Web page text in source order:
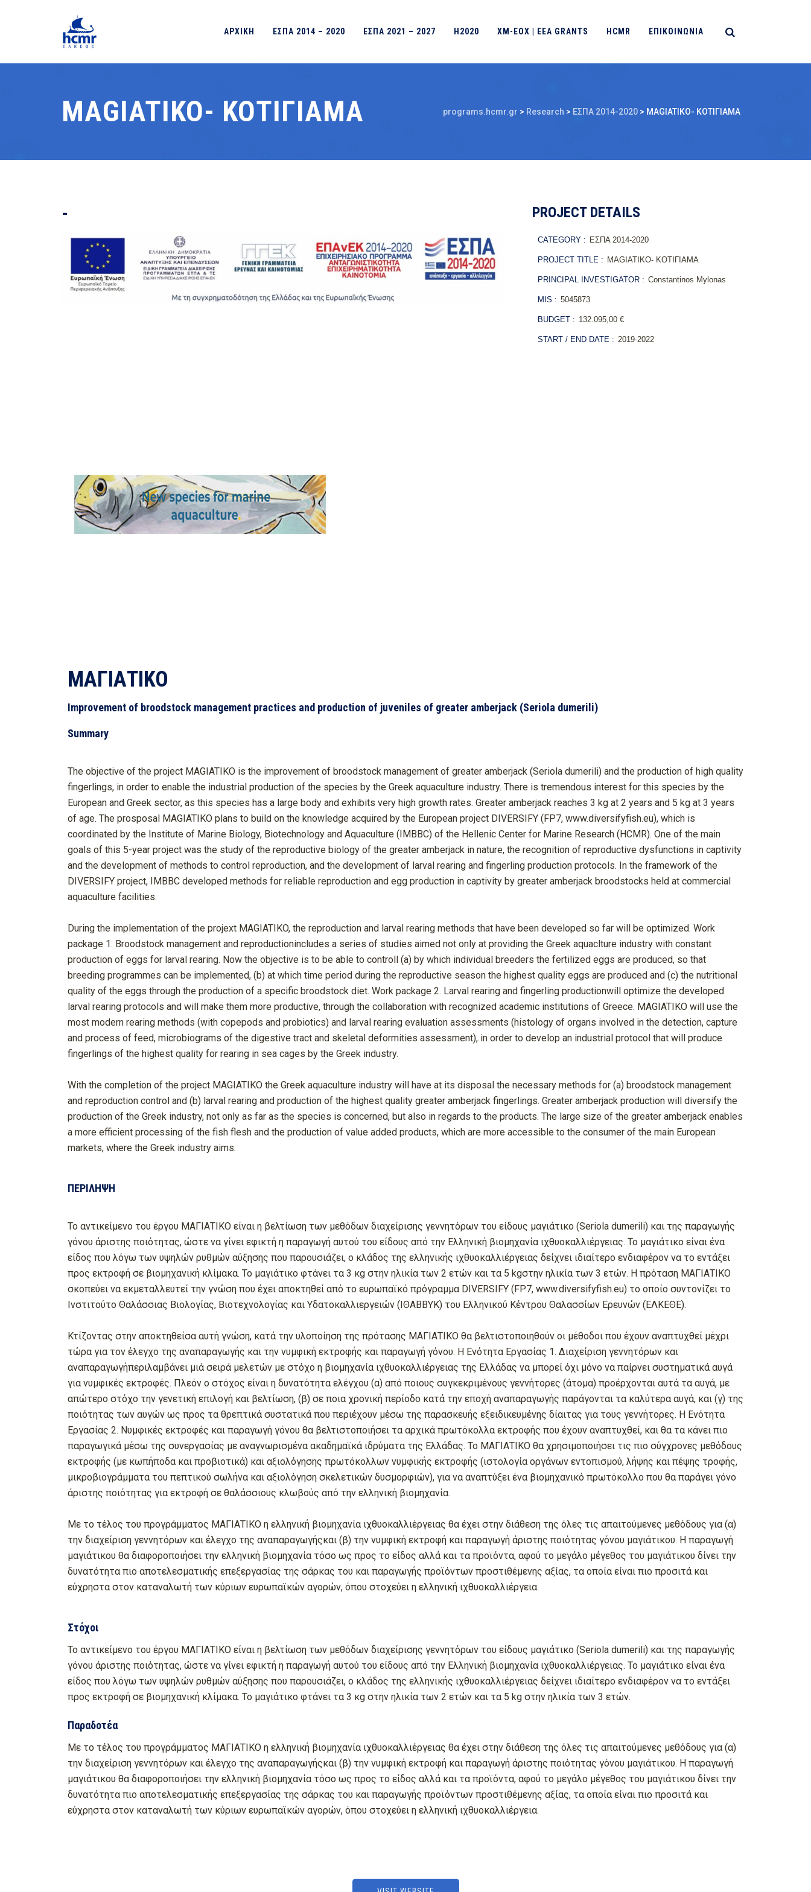
ΑΡΧΙΚΗ ΕΣΠΑ 2014 – 2020 ΕΣΠΑ 2021 – 2027 H2020 ΧΜ-ΕΟΧ | EEA GRANTS HCMR ΕΠΙΚΟΙΝΩΝΙΑ
MAGIATIKO- KOΤΙΓΙΑΜΑ programs.hcmr.gr > Research > ΕΣΠΑ 2014-2020 > MAGIATIKO- KOΤΙΓΙΑΜΑ
- PROJECT DETAILS
CATEGORY : ΕΣΠΑ 2014-2020
PROJECT TITLE : MAGIATIKO- KOΤΙΓΙΑΜΑ
PRINCIPAL INVESTIGATOR : Constantinos Mylonas
MIS : 5045873
BUDGET : 132.095,00 €
START / END DATE : 2019-2022
ΜΑΓΙΑΤΙΚΟ
Improvement of broodstock management practices and production of juveniles of greater amberjack (Seriola dumerili)
Summary
​The objective of the project MAGIATIKO is the improvement of broodstock management of greater amberjack (Seriola dumerili) and the production of high quality
fingerlings, in order to enable the industrial production of the species by the Greek aquaculture industry. There is tremendous interest for this species by the
European and Greek sector, as this species has a large body and exhibits very high growth rates. Greater amberjack reaches 3 kg at 2 years and 5 kg at 3 years
of age. The prosposal MAGIATIKO plans to build on the knowledge acquired by the European project DIVERSIFY (FP7, www.diversifyfish.eu), which is
coordinated by the Institute of Marine Biology, Biotechnology and Aquaculture (IMBBC) of the Hellenic Center for Marine Research (HCMR). One of the main
goals of this 5-year project was the study of the reproductive biology of the greater amberjack in nature, the recognition of reproductive dysfunctions in captivity
and the development of methods to control reproduction, and the development of larval rearing and fingerling production protocols. In the framework of the
DIVERSIFY project, IMBBC developed methods for reliable reproduction and egg production in captivity by greater amberjack broodstocks held at commercial
aquaculture facilities.
During the implementation of the projext MAGIATIKO, the reproduction and larval rearing methods that have been developed so far will be optimized. Work
package 1. Broodstock management and reproductionincludes a series of studies aimed not only at providing the Greek aquaclture industry with constant
production of eggs for larval rearing. Now the objective is to be able to controll (a) by which individual breeders the fertilized eggs are produced, so that
breeding programmes can be implemented, (b) at which time period during the reproductive season the highest quality eggs are produced and (c) the nutritional
quality of the eggs through the production of a specific broodstock diet. Work package 2. Larval rearing and fingerling productionwill optimize the developed
larval rearing protocols and will make them more productive, through the collaboration with recognized academic institutions of Greece. MAGIATIKO will use the
most modern rearing methods (with copepods and probiotics) and larval rearing evaluation assessments (histology of organs involved in the detection, capture
and process of feed, microbiograms of the digestive tract and skeletal deformities assessment), in order to develop an industrial protocol that will produce
fingerlings of the highest quality for rearing in sea cages by the Greek industry.
With the completion of the project MAGIATIKO the Greek aquaculture industry will have at its disposal the necessary methods for (a) broodstock management
and reproduction control and (b) larval rearing and production of the highest quality greater amberjack fingerlings. Greater amberjack production will diversify the
production of the Greek industry, not only as far as the species is concerned, but also in regards to the products. The large size of the greater amberjack enables
a more efficient processing of the fish flesh and the production of value added products, which are more accessible to the consumer of the main European
markets, where the Greek industry aims.
ΠΕΡΙΛΗΨΗ
Το αντικείμενο του έργου ΜΑΓΙΑΤΙΚΟ είναι η βελτίωση των μεθόδων διαχείρισης γεννητόρων του είδους μαγιάτικο (Seriola dumerili) και της παραγωγής
γόνου άριστης ποιότητας, ώστε να γίνει εφικτή η παραγωγή αυτού του είδους από την Ελληνική βιομηχανία ιχθυοκαλλιέργειας. Το μαγιάτικο είναι ένα
είδος που λόγω των υψηλών ρυθμών αύξησης που παρουσιάζει, ο κλάδος της ελληνικής ιχθυοκαλλιέργειας δείχνει ιδιαίτερο ενδιαφέρον να το εντάξει
προς εκτροφή σε βιομηχανική κλίμακα. Το μαγιάτικο φτάνει τα 3 κg στην ηλικία των 2 ετών και τα 5 kgστην ηλικία των 3 ετών. Η πρόταση ΜΑΓΙΑΤΙΚΟ
σκοπεύει να εκμεταλλευτεί την γνώση που έχει αποκτηθεί από το ευρωπαϊκό πρόγραμμα DIVERSIFY (FP7, www.diversifyfish.eu) το οποίο συντονίζει το
Ινστιτούτο Θαλάσσιας Βιολογίας, Βιοτεχνολογίας και Υδατοκαλλιεργειών (ΙΘΑΒΒΥΚ) του Ελληνικού Κέντρου Θαλασσίων Ερευνών (ΕΛΚΕΘΕ).
Κτίζοντας στην αποκτηθείσα αυτή γνώση, κατά την υλοποίηση της πρότασης ΜΑΓΙΑΤΙΚΟ θα βελτιστοποιηθούν οι μέθοδοι που έχουν αναπτυχθεί μέχρι
τώρα για τον έλεγχο της αναπαραγωγής και την νυμφική εκτροφής και παραγωγή γόνου. Η Ενότητα Εργασίας 1. Διαχείριση γεννητόρων και
αναπαραγωγήπεριλαμβάνει μιά σειρά μελετών με στόχο η βιομηχανία ιχθυοκαλλιέργειας της Ελλάδας να μπορεί όχι μόνο να παίρνει συστηματικά αυγά
για νυμφικές εκτροφές. Πλεόν ο στόχος είναι η δυνατότητα ελέγχου (α) από ποιους συγκεκριμένους γεννήτορες (άτομα) προέρχονται αυτά τα αυγά, με
απώτερο στόχο την γενετική επιλογή και βελτίωση, (β) σε ποια χρονική περίοδο κατά την εποχή αναπαραγωγής παράγονται τα καλύτερα αυγά, και (γ) της
ποιότητας των αυγών ως προς τα θρεπτικά συστατικά που περιέχουν μέσω της παρασκευής εξειδικευμένης δίαιτας για τους γεννήτορες. Η Ενότητα
Εργασίας 2. Νυμφικές εκτροφές και παραγωγή γόνου θα βελτιστοποιήσει τα αρχικά πρωτόκολλα εκτροφής που έχουν αναπτυχθεί, και θα τα κάνει πιο
παραγωγικά μέσω της συνεργασίας με αναγνωρισμένα ακαδημαϊκά ιδρύματα της Ελλάδας. Το ΜΑΓΙΑΤΙΚΟ θα χρησιμοποιήσει τις πιο σύγχρονες μεθόδους
εκτροφής (με κωπήποδα και προβιοτικά) και αξιολόγησης πρωτόκολλων νυμφικής εκτροφής (ιστολογία οργάνων εντοπισμού, λήψης και πέψης τροφής,
μικροβιογράμματα του πεπτικού σωλήνα και αξιολόγηση σκελετικών δυσμορφιών), για να αναπτύξει ένα βιομηχανικό πρωτόκολλο που θα παράγει γόνο
άριστης ποιότητας για εκτροφή σε θαλάσσιους κλωβούς από την ελληνική βιομηχανία.
Με το τέλος του προγράμματος ΜΑΓΙΑΤΙΚΟ η ελληνική βιομηχανία ιχθυοκαλλιέργειας θα έχει στην διάθεση της όλες τις απαιτούμενες μεθόδους για (α)
την διαχείριση γεννητόρων και έλεγχο της αναπαραγωγήςκαι (β) την νυμφική εκτροφή και παραγωγή άριστης ποιότητας γόνου μαγιάτικου. Η παραγωγή
μαγιάτικου θα διαφοροποιήσει την ελληνική βιομηχανία τόσο ως προς το είδος αλλά και τα προϊόντα, αφού το μεγάλο μέγεθος του μαγιάτικου δίνει την
δυνατότητα πιο αποτελεσματικής επεξεργασίας της σάρκας του και παραγωγής προϊόντων προστιθέμενης αξίας, τα οποία είναι πιο προσιτά και
εύχρηστα στον καταναλωτή των κύριων ευρωπαϊκών αγορών, όπου στοχεύει η ελληνική ιχθυοκαλλιέργεια.
Στόχοι
Το αντικείμενο του έργου ΜΑΓΙΑΤΙΚΟ είναι η βελτίωση των μεθόδων διαχείρισης γεννητόρων του είδους μαγιάτικο (Seriola dumerili) και της παραγωγής
γόνου άριστης ποιότητας, ώστε να γίνει εφικτή η παραγωγή αυτού του είδους από την Ελληνική βιομηχανία ιχθυοκαλλιέργειας. Το μαγιάτικο είναι ένα
είδος που λόγω των υψηλών ρυθμών αύξησης που παρουσιάζει, ο κλάδος της ελληνικής ιχθυοκαλλιέργειας δείχνει ιδιαίτερο ενδιαφέρον να το εντάξει
προς εκτροφή σε βιομηχανική κλίμακα. Το μαγιάτικο φτάνει τα 3 κg στην ηλικία των 2 ετών και τα 5 kg στην ηλικία των 3 ετών.​
Παραδοτέα
Με το τέλος του προγράμματος ΜΑΓΙΑΤΙΚΟ η ελληνική βιομηχανία ιχθυοκαλλιέργειας θα έχει στην διάθεση της όλες τις απαιτούμενες μεθόδους για (α)
την διαχείριση γεννητόρων και έλεγχο της αναπαραγωγήςκαι (β) την νυμφική εκτροφή και παραγωγή άριστης ποιότητας γόνου μαγιάτικου. Η παραγωγή
μαγιάτικου θα διαφοροποιήσει την ελληνική βιομηχανία τόσο ως προς το είδος αλλά και τα προϊόντα, αφού το μεγάλο μέγεθος του μαγιάτικου δίνει την
δυνατότητα πιο αποτελεσματικής επεξεργασίας της σάρκας του και παραγωγής προϊόντων προστιθέμενης αξίας, τα οποία είναι πιο προσιτά και
εύχρηστα στον καταναλωτή των κύριων ευρωπαϊκών αγορών, όπου στοχεύει η ελληνική ιχθυοκαλλιέργεια.​